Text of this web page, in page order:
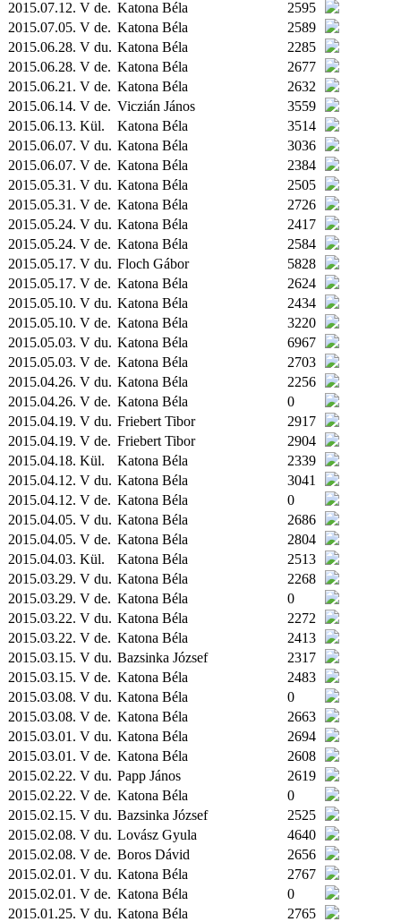
2015.07.12. V de. Katona Béla
2595
2015.07.05. V de. Katona Béla
2589
2015.06.28. V du. Katona Béla
2285
2015.06.28. V de. Katona Béla
2677
2015.06.21. V de. Katona Béla
2632
2015.06.14. V de. Viczián János
3559
2015.06.13. Kül. Katona Béla
3514
2015.06.07. V du. Katona Béla
3036
2015.06.07. V de. Katona Béla
2384
2015.05.31. V du. Katona Béla
2505
2015.05.31. V de. Katona Béla
2726
2015.05.24. V du. Katona Béla
2417
2015.05.24. V de. Katona Béla
2584
2015.05.17. V du. Floch Gábor
5828
2015.05.17. V de. Katona Béla
2624
2015.05.10. V du. Katona Béla
2434
2015.05.10. V de. Katona Béla
3220
2015.05.03. V du. Katona Béla
6967
2015.05.03. V de. Katona Béla
2703
2015.04.26. V du. Katona Béla
2256
2015.04.26. V de. Katona Béla
0
2015.04.19. V du. Friebert Tibor
2917
2015.04.19. V de. Friebert Tibor
2904
2015.04.18. Kül. Katona Béla
2339
2015.04.12. V du. Katona Béla
3041
2015.04.12. V de. Katona Béla
0
2015.04.05. V du. Katona Béla
2686
2015.04.05. V de. Katona Béla
2804
2015.04.03. Kül. Katona Béla
2513
2015.03.29. V du. Katona Béla
2268
2015.03.29. V de. Katona Béla
0
2015.03.22. V du. Katona Béla
2272
2015.03.22. V de. Katona Béla
2413
2015.03.15. V du. Bazsinka József
2317
2015.03.15. V de. Katona Béla
2483
2015.03.08. V du. Katona Béla
0
2015.03.08. V de. Katona Béla
2663
2015.03.01. V du. Katona Béla
2694
2015.03.01. V de. Katona Béla
2608
2015.02.22. V du. Papp János
2619
2015.02.22. V de. Katona Béla
0
2015.02.15. V du. Bazsinka József
2525
2015.02.08. V du. Lovász Gyula
4640
2015.02.08. V de. Boros Dávid
2656
2015.02.01. V du. Katona Béla
2767
2015.02.01. V de. Katona Béla
0
2015.01.25. V du. Katona Béla
2765